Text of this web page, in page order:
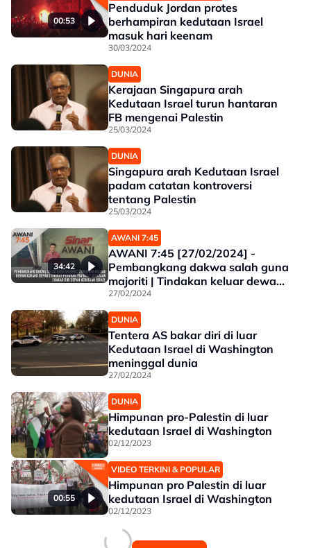
00:53
Penduduk Jordan protes
berhampiran kedutaan Israel
masuk hari keenam
30/03/2024
DUNIA
Kerajaan Singapura arah
Kedutaan Israel turun hantaran
FB mengenai Palestin
25/03/2024
DUNIA
Singapura arah Kedutaan Israel
padam catatan kontroversi
tentang Palestin
25/03/2024
34:42
AWANI 7:45
AWANI 7:45 [27/02/2024] -
Pembangkang dakwa salah guna
majoriti | Tindakan keluar dewan
kurang sopan | Tingkat peranan
syarikat kerajaan | Bakar diri
depan Kedutaan Israel
27/02/2024
DUNIA
Tentera AS bakar diri di luar
Kedutaan Israel di Washington
meninggal dunia
27/02/2024
DUNIA
Himpunan pro-Palestin di luar
kedutaan Israel di Washington
02/12/2023
00:55
VIDEO TERKINI & POPULAR
Himpunan pro Palestin di luar
kedutaan Israel di Washington
02/12/2023